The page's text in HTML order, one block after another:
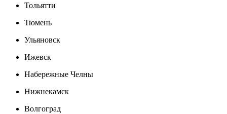
Тольятти
Тюмень
Ульяновск
Ижевск
Набережные Челны
Нижнекамск
Волгоград